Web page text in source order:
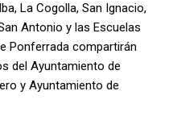
La Cogolla, San Ignacio,
Antonio y las Escuelas
Ponferrada compartirán
del Ayuntamiento de
y Ayuntamiento de